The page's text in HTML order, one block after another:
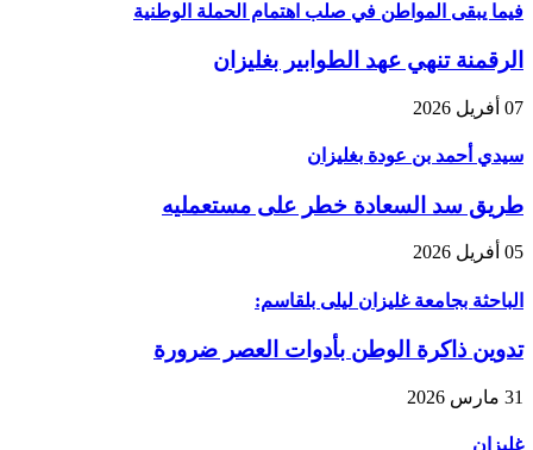
فيما يبقى المواطن في صلب اهتمام الحملة الوطنية
الرقمنة تنهي عهد الطوابير بغليزان
07 أفريل 2026
سيدي أحمد بن عودة بغليزان
طريق سد السعادة خطر على مستعمليه
05 أفريل 2026
الباحثة بجامعة غليزان ليلى بلقاسم:
تدوين ذاكرة الوطن بأدوات العصر ضرورة
31 مارس 2026
غليزان